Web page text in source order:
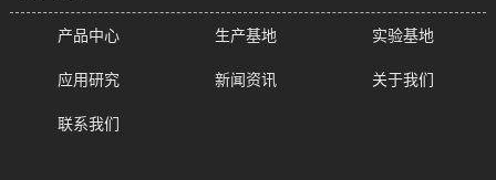
产品中心 生产基地 实验基地
应用研究 新闻资讯 关于我们
联系我们